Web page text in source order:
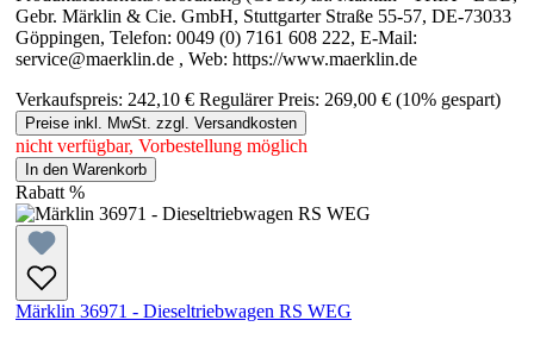
Gebr. Märklin & Cie. GmbH, Stuttgarter Straße 55-57, DE-73033
Göppingen, Telefon: 0049 (0) 7161 608 222, E-Mail:
service@maerklin.de , Web: https://www.maerklin.de
Verkaufspreis: 242,10 € Regulärer Preis: 269,00 € (10% gespart)
Preise inkl. MwSt. zzgl. Versandkosten
nicht verfügbar, Vorbestellung möglich
In den Warenkorb
Rabatt %
Märklin 36971 - Dieseltriebwagen RS WEG